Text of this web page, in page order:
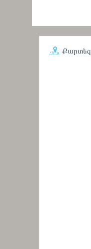
Քարտեզ